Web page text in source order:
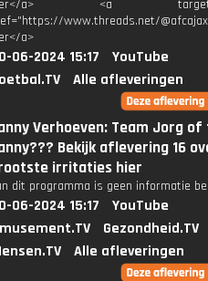
a> <a
www.threads.net/
a>
06-2024 15:17
YouTube
Alle afleveringen
Verhoeven: Team Jorg
Bekijk aflevering 16
irritaties hier
dit programma is geen informatie
06-2024 15:17
YouTube
Gezondheid.TV
Alle afleveringen